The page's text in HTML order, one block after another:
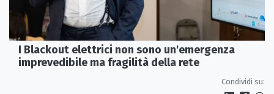
I Blackout elettrici non sono un'emergenza
imprevedibile ma fragilità della rete
Condividi su: